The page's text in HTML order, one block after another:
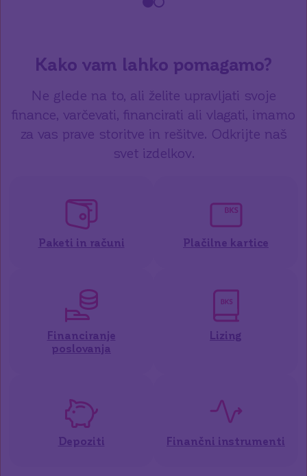
Slide number 1
Slide number 2
Kako vam lahko pomagamo?
Ne glede na to, ali želite upravljati svoje
finance, varčevati, financirati ali vlagati, imamo
za vas prave storitve in rešitve. Odkrijte naš
svet izdelkov.
Paketi in računi Plačilne kartice
Financiranje
poslovanja
Lizing
Depoziti Finančni instrumenti